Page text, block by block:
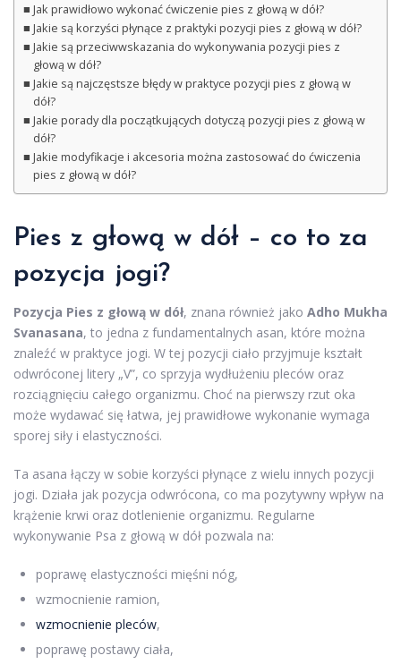
Jak prawidłowo wykonać ćwiczenie pies z głową w dół?
Jakie są korzyści płynące z praktyki pozycji pies z głową w dół?
Jakie są przeciwwskazania do wykonywania pozycji pies z
głową w dół?
Jakie są najczęstsze błędy w praktyce pozycji pies z głową w
dół?
Jakie porady dla początkujących dotyczą pozycji pies z głową w
dół?
Jakie modyfikacje i akcesoria można zastosować do ćwiczenia
pies z głową w dół?
Pies z głową w dół – co to za
pozycja jogi?
Pozycja Pies z głową w dół, znana również jako Adho Mukha
Svanasana, to jedna z fundamentalnych asan, które można
znaleźć w praktyce jogi. W tej pozycji ciało przyjmuje kształt
odwróconej litery „V”, co sprzyja wydłużeniu pleców oraz
rozciągnięciu całego organizmu. Choć na pierwszy rzut oka
może wydawać się łatwa, jej prawidłowe wykonanie wymaga
sporej siły i elastyczności.
Ta asana łączy w sobie korzyści płynące z wielu innych pozycji
jogi. Działa jak pozycja odwrócona, co ma pozytywny wpływ na
krążenie krwi oraz dotlenienie organizmu. Regularne
wykonywanie Psa z głową w dół pozwala na:
poprawę elastyczności mięśni nóg,
wzmocnienie ramion,
wzmocnienie pleców,
poprawę postawy ciała,